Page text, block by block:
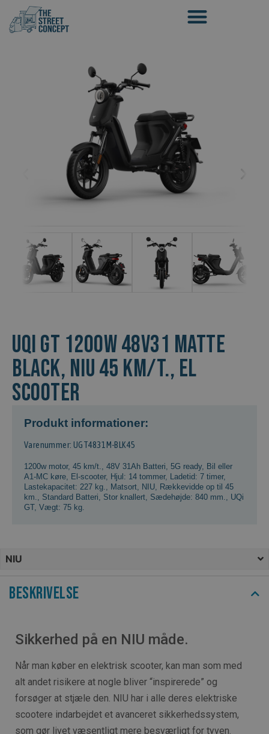
UQi GT 1200w 48v31 Matte
Black, NIU 45 km/t., El
scooter
Produkt informationer:
Varenummer: UGT4831M-BLK45
1200w motor, 45 km/t. 48V 31Ah Batteri 5G ready, Bil eller
A1-MC køre El-scooter, Hjul: 14 tommer, Ladetid: 7 timer,
Lastekapacitet: 227 kg.
Matsort NIU Rækkevidde op til 45
km.
Standard Batteri Stor knallert Sædehøjde: 840 mm.
UQi
GT, Vægt: 75 kg.
NIU
Beskrivelse
Sikkerhed på en NIU måde.
Når man køber en elektrisk scooter, kan man som med
alt andet risikere at nogle bliver “inspirerede” og
forsøger at stjæle den. NIU har i alle deres elektriske
scootere indarbejdet et avanceret sikkerhedssystem,
som gør livet væsentligt mere besværligt for tyven.